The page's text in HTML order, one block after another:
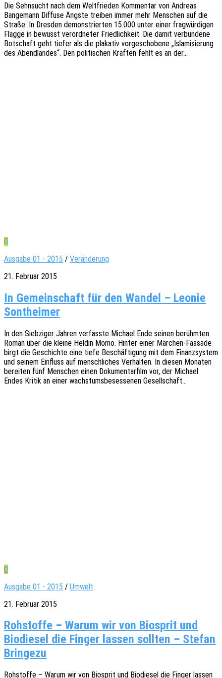
Die Sehn­sucht nach dem Welt­frie­den Kommen­tar von Andre­as
Bange­mann Diffu­se Ängste trei­ben immer mehr Menschen auf die
Straße. In Dres­den demons­trier­ten 15.000 unter einer frag­wür­di­gen
Flagge in bewusst verord­ne­ter Fried­lich­keit. Die damit verbun­de­ne
Botschaft geht tiefer als die plaka­tiv vorge­scho­be­ne „Isla­mi­sie­rung
des Abend­lan­des“. Den poli­ti­schen Kräf­ten fehlt es an der…
0
Ausgabe 01 - 2015 / Veränderung
21. Februar 2015
In Gemeinschaft für den Wandel – Leonie
Sontheimer
In den Sieb­zi­ger Jahren verfass­te Micha­el Ende seinen berühm­ten
Roman über die kleine Heldin Momo. Hinter einer Märchen-Fassa­­de
birgt die Geschich­te eine tiefe Beschäf­ti­gung mit dem Finanz­sys­tem
und seinem Einfluss auf mensch­li­ches Verhal­ten. In diesen Mona­ten
berei­ten fünf Menschen einen Doku­men­tar­film vor, der Micha­el
Endes Kritik an einer wachs­tums­be­ses­se­nen Gesellschaft…
0
Ausgabe 01 - 2015 / Umwelt
21. Februar 2015
Rohstoffe – Warum wir von Biosprit und
Biodiesel die Finger lassen sollten – Stefan
Bringezu
Rohstof­fe – Warum wir von Biosprit und Biodie­sel die Finger lassen